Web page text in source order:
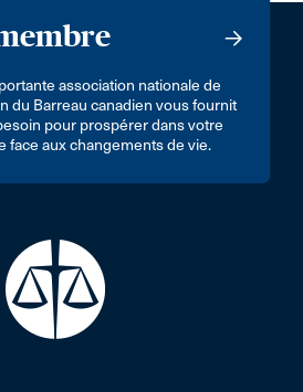
association nationale de
du Barreau canadien vous fournit
pour prospérer dans votre
face aux changements de vie.